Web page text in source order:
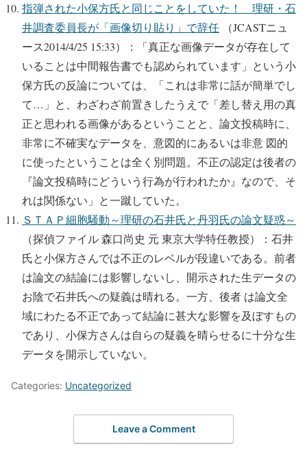
指弾された小保方氏と同じことをしていた！ 理研・石
井調査委員長が「画像切り貼り」で辞任 （JCASTニュ
ース2014/4/25 15:33）：「真正な画像データが存在して
いることは中間報告書でも認められています」という小
保方氏の反論については、「これは非常に話が簡単でし
て…」と、わざわざ前置きしたうえで「差し替え用の真
正と思われる画像があるということと、論文投稿時に、
非常に不確実なデータを、意図的にあるいは非意 図的
に使ったということは全く別問題。不正の認定は後者の
『論文投稿時にどういう行為が行われたか』なので、そ
れは関係ない」と一蹴していた。
ＳＴＡＰ細胞騒動～理研の石井氏と丹羽氏の論文疑惑～
（探偵ファイル 森口尚史 元 東京大学特任教授）：石井
氏と小保方さんでは不正のレベルが段違いである。前者
は論文の結論には影響しないし、開示された生データの
お陰で石井氏への疑義は晴れる。一方、後者 は論文全
域にわたる不正であって結論に甚大な影響を及ぼすもの
であり、小保方さんは自らの疑義を晴らせるに十分な生
データを開示していない。
Categories: Uncategorized
Leave a Comment